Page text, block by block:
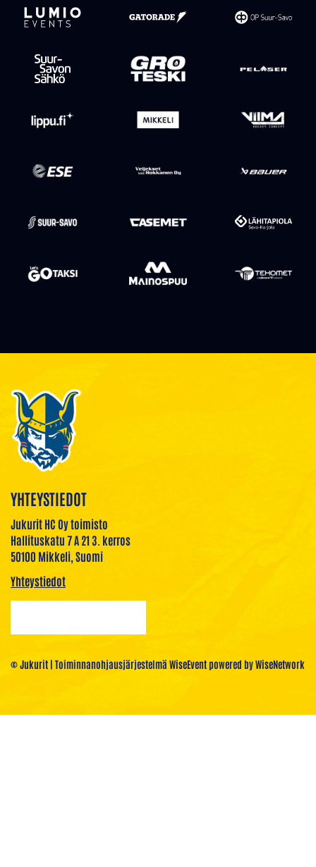
YHTEYSTIEDOT
Jukurit HC Oy toimisto
Hallituskatu 7 A 21 3. kerros
50100 Mikkeli, Suomi
Yhteystiedot
© Jukurit | Toiminnanohjausjärjestelmä WiseEventpowered byWiseNetwork